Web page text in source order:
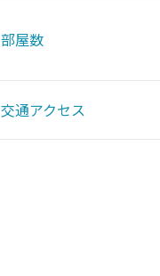
部屋数
交通アクセス